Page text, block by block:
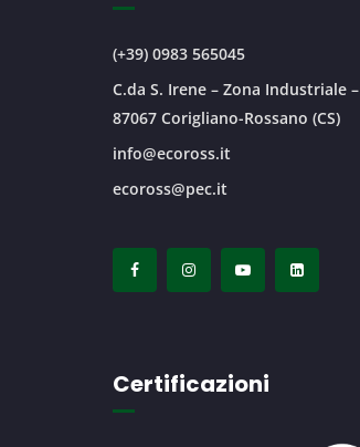
(+39) 0983 565045
C.da S. Irene – Zona Industriale –
87067 Corigliano-Rossano (CS)
info@ecoross.it
ecoross@pec.it
Certificazioni